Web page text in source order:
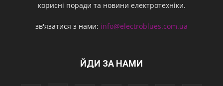
корисні поради та новини електротехніки.
зв'язатися з нами: info@electroblues.com.ua
ЙДИ ЗА НАМИ